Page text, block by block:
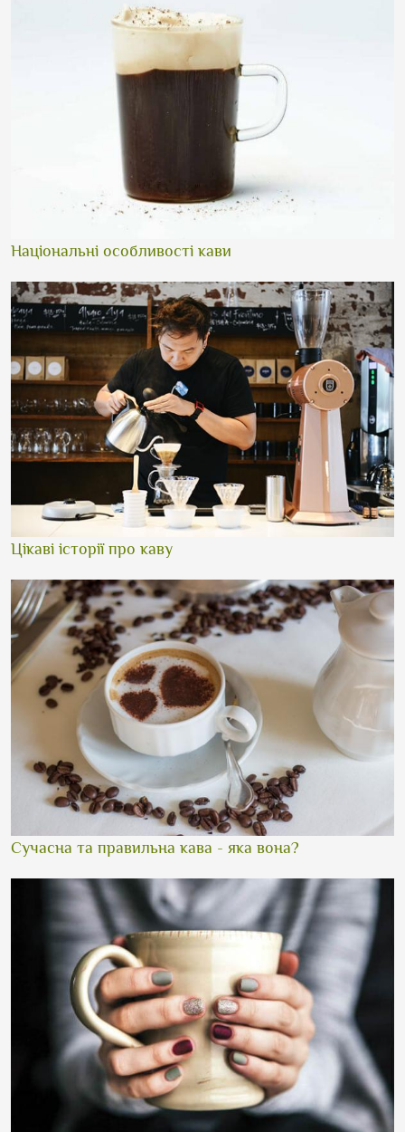
Національні особливості кави
Цікаві історії про каву
Сучасна та правильна кава - яка вона?